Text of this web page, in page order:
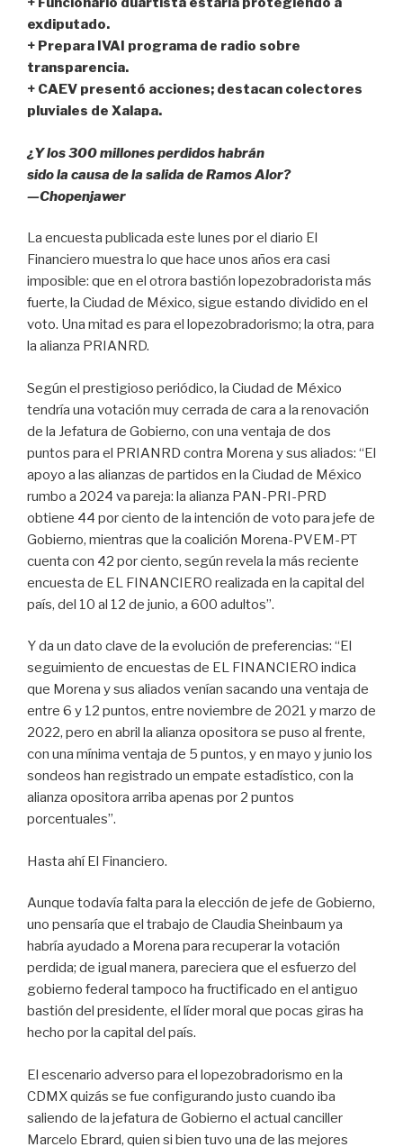
b
o
o
k
p
p
ar
tir
exdiputado.
+ Prepara IVAI programa de radio sobre
transparencia.
+ CAEV presentó acciones; destacan colectores
pluviales de Xalapa.
¿Y los 300 millones perdidos habrán
sido la causa de la salida de Ramos Alor?
—Chopenjawer
La encuesta publicada este lunes por el diario El
Financiero muestra lo que hace unos años era casi
imposible: que en el otrora bastión lopezobradorista más
fuerte, la Ciudad de México, sigue estando dividido en el
voto. Una mitad es para el lopezobradorismo; la otra, para
la alianza PRIANRD.
Según el prestigioso periódico, la Ciudad de México
tendría una votación muy cerrada de cara a la renovación
de la Jefatura de Gobierno, con una ventaja de dos
puntos para el PRIANRD contra Morena y sus aliados: “El
apoyo a las alianzas de partidos en la Ciudad de México
rumbo a 2024 va pareja: la alianza PAN-PRI-PRD
obtiene 44 por ciento de la intención de voto para jefe de
Gobierno, mientras que la coalición Morena-PVEM-PT
cuenta con 42 por ciento, según revela la más reciente
encuesta de EL FINANCIERO realizada en la capital del
país, del 10 al 12 de junio, a 600 adultos”.
Y da un dato clave de la evolución de preferencias: “El
seguimiento de encuestas de EL FINANCIERO indica
que Morena y sus aliados venían sacando una ventaja de
entre 6 y 12 puntos, entre noviembre de 2021 y marzo de
2022, pero en abril la alianza opositora se puso al frente,
con una mínima ventaja de 5 puntos, y en mayo y junio los
sondeos han registrado un empate estadístico, con la
alianza opositora arriba apenas por 2 puntos
porcentuales”.
Hasta ahí El Financiero.
Aunque todavía falta para la elección de jefe de Gobierno,
uno pensaría que el trabajo de Claudia Sheinbaum ya
habría ayudado a Morena para recuperar la votación
perdida; de igual manera, pareciera que el esfuerzo del
gobierno federal tampoco ha fructificado en el antiguo
bastión del presidente, el líder moral que pocas giras ha
hecho por la capital del país.
El escenario adverso para el lopezobradorismo en la
CDMX quizás se fue configurando justo cuando iba
saliendo de la jefatura de Gobierno el actual canciller
Marcelo Ebrard, quien si bien tuvo una de las mejores